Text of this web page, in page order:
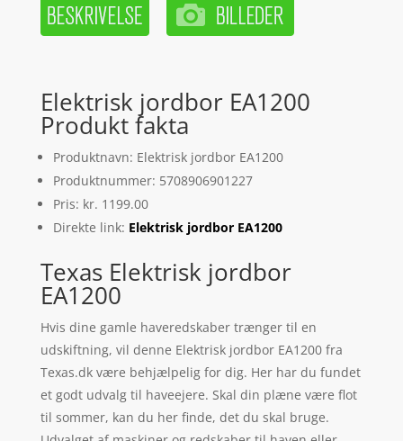
Elektrisk jordbor EA1200
Produkt fakta
Produktnavn: Elektrisk jordbor EA1200
Produktnummer: 5708906901227
Pris: kr. 1199.00
Direkte link: Elektrisk jordbor EA1200
Texas Elektrisk jordbor
EA1200
Hvis dine gamle haveredskaber trænger til en
udskiftning, vil denne Elektrisk jordbor EA1200 fra
Texas.dk være behjælpelig for dig. Her har du fundet
et godt udvalg til haveejere. Skal din plæne være flot
til sommer, kan du her finde, det du skal bruge.